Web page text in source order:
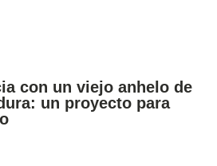
con un viejo anhelo de
un proyecto para